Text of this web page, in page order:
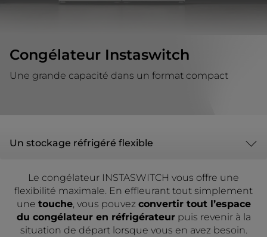
Congélateur Instaswitch
Une grande capacité dans un format compact
Un stockage réfrigéré flexible
Le congélateur INSTASWITCH vous offre une
flexibilité maximale. En effleurant tout simplement
une touche, vous pouvez convertir tout l’espace
du congélateur en réfrigérateurpuis revenir à la
situation de départ lorsque vous en avez besoin.